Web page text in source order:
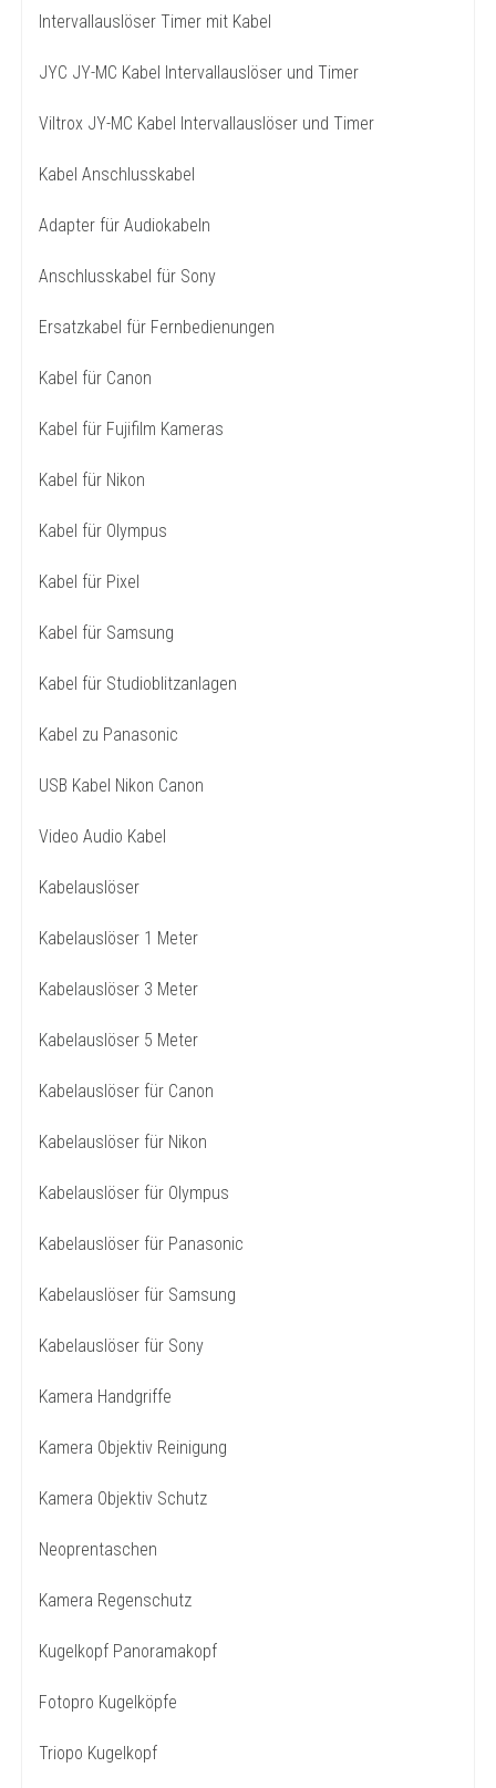
Intervallauslöser Timer mit Kabel
JYC JY-MC Kabel Intervallauslöser und Timer
Viltrox JY-MC Kabel Intervallauslöser und Timer
Kabel Anschlusskabel
Adapter für Audiokabeln
Anschlusskabel für Sony
Ersatzkabel für Fernbedienungen
Kabel für Canon
Kabel für Fujifilm Kameras
Kabel für Nikon
Kabel für Olympus
Kabel für Pixel
Kabel für Samsung
Kabel für Studioblitzanlagen
Kabel zu Panasonic
USB Kabel Nikon Canon
Video Audio Kabel
Kabelauslöser
Kabelauslöser 1 Meter
Kabelauslöser 3 Meter
Kabelauslöser 5 Meter
Kabelauslöser für Canon
Kabelauslöser für Nikon
Kabelauslöser für Olympus
Kabelauslöser für Panasonic
Kabelauslöser für Samsung
Kabelauslöser für Sony
Kamera Handgriffe
Kamera Objektiv Reinigung
Kamera Objektiv Schutz
Neoprentaschen
Kamera Regenschutz
Kugelkopf Panoramakopf
Fotopro Kugelköpfe
Triopo Kugelkopf